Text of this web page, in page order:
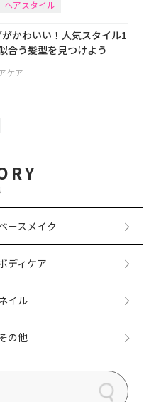
ヘアスタイル
かわいい！人気スタイル1
合う髪型を見つけよう
ケア
ースメイク
ディケア
イル
の他